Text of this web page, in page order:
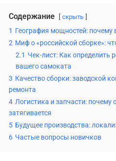
Содержание скрыть
1 География мощностей: почему
2 Миф о «российской сборке»:
2.1 Чек-лист: Как определить
вашего самоката
3 Качество сборки: заводской
ремонта
4 Логистика и запчасти: почему
затягивается
5 Будущее производства:
6 Частые вопросы новичков